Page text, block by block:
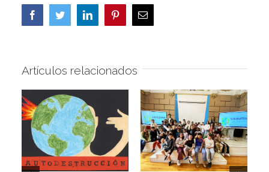
FacebookTwitterLinkedInPinterestCorreo
electrónico
Artículos relacionados